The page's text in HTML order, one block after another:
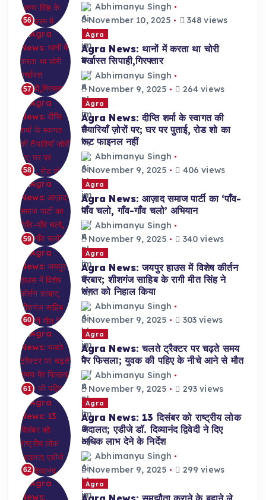
56
Abhimanyu Singh
November 10, 2025
348 views
57
Agra
Agra News: थानों में करता था चोरी
बर्खास्त सिपाही,गिरफ्तार
Abhimanyu Singh
November 9, 2025
264 views
58
Agra
Agra News: दीप्ति शर्मा के स्वागत की
तैयारियाँ ज़ोरों पर; घर पर पुताई, रोड शो का
रूट फाइनल नहीं
Abhimanyu Singh
November 9, 2025
406 views
59
Agra
Agra News: आज़ाद समाज पार्टी का ‘पाँव-
पाँव चलो, गाँव-गाँव चलो’ अभियान
Abhimanyu Singh
November 9, 2025
340 views
60
Agra
Agra News: जयपुर हाउस में विशेष कीर्तन
दरबार; शीशगंज साहिब के रागी मीत सिंह ने
संगत को निहाल किया
Abhimanyu Singh
November 9, 2025
303 views
61
Agra
Agra News: चलते ट्रैक्टर पर चढ़ते समय
पैर फिसला; युवक की पहिए के नीचे आने से मौत
Abhimanyu Singh
November 9, 2025
293 views
62
Agra
Agra News: 13 दिसंबर को राष्ट्रीय लोक
अदालत; एडीजे डॉ. दिव्यानंद द्विवेदी ने दिए
अधिक लाभ देने के निर्देश
Abhimanyu Singh
November 9, 2025
299 views
Agra